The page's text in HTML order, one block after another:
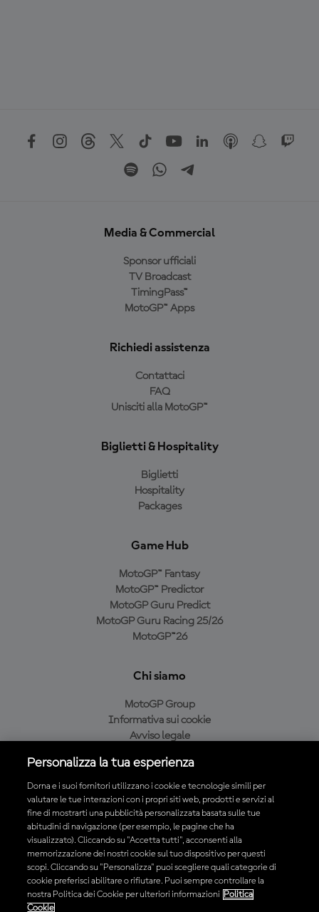
Media & Commercial
Sponsor ufficiali
TV Broadcast
TimingPass™
MotoGP™ Apps
Richiedi assistenza
Contattaci
FAQ
Unisciti alla MotoGP™
Biglietti & Hospitality
Biglietti
Hospitality
Packages
Game Hub
MotoGP™ Fantasy
MotoGP™ Predictor
MotoGP Guru Predict
MotoGP Guru Racing 25/26
MotoGP™26
Chi siamo
MotoGP Group
Informativa sui cookie
Avviso legale
Condizioni di acquisto
Scarica l'app ufficiale MotoGP™
© 2026 MotoGP Sports Entertainment Group. Tutti i diritti riservati.
Personalizza la tua esperienza
Dorna e i suoi fornitori utilizzano i cookie e tecnologie simili per
valutare le tue interazioni con i propri siti web, prodotti e servizi al
fine di mostrarti una pubblicità personalizzata basata sulle tue
abitudini di navigazione (per esempio, le pagine che ha
visualizzato). Cliccando su "Accetta tutti", acconsenti alla
memorizzazione dei nostri cookie sul tuo dispositivo per questi
scopi. Cliccando su "Personalizza" puoi scegliere quali categorie di
cookie preferisci abilitare o rifiutare. Puoi sempre controllare la
nostra Politica dei Cookie per ulteriori informazioni
Politica
Cookie